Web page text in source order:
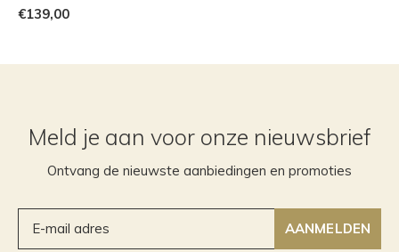
€139,00
Meld je aan voor onze nieuwsbrief
Ontvang de nieuwste aanbiedingen en promoties
AANMELDEN